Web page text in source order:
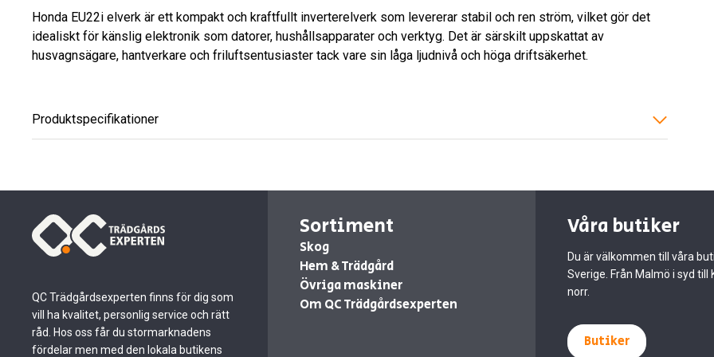
Honda EU22i elverk är ett kompakt och kraftfullt inverterelverk som levererar stabil och ren ström, vilket gör det
idealiskt för känslig elektronik som datorer, hushållsapparater och verktyg. Det är särskilt uppskattat av
husvagnsägare, hantverkare och friluftsentusiaster tack vare sin låga ljudnivå och höga driftsäkerhet.
Produktspecifikationer
QC Trädgårdsexperten finns för dig som
vill ha kvalitet, personlig service och rätt
råd. Hos oss får du stormarknadens
fördelar men med den lokala butikens
Sortiment
Skog
Hem & Trädgård
Övriga maskiner
Om QC Trädgårdsexperten
Våra butiker
Du är välkommen till våra
Sverige. Från Malmö i syd till
norr.
Butiker